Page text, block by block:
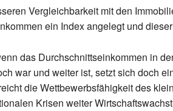
Vergleichbarkeit mit den
ein Index angelegt und
das Durchschnittseinkommen in
war und weiter ist, setzt sich doch
die Wettbewerbsfähigkeit des
Krisen weiter